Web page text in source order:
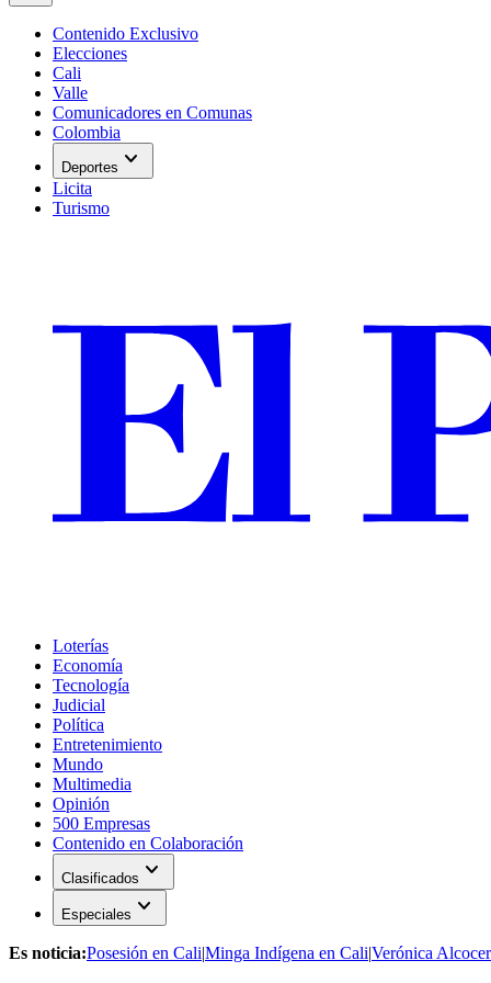
Contenido Exclusivo
Elecciones
Cali
Valle
Comunicadores en Comunas
Colombia
Deportes expand_more
Licita
Turismo
Loterías
Economía
Tecnología
Judicial
Política
Entretenimiento
Mundo
Multimedia
Opinión
500 Empresas
Contenido en Colaboración
Clasificados expand_more
Especiales expand_more
Es noticia:Posesión en Cali|Minga Indígena en Cali|Verónica Alcocer